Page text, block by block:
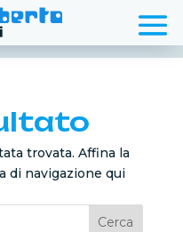
trovata. Affina la
di navigazione qui
Cerca